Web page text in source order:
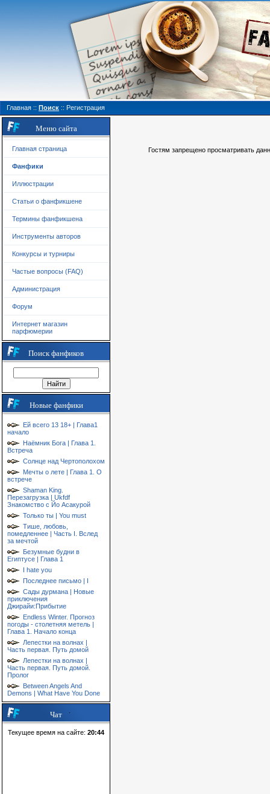
Главная :: Поиск :: Регистрация
Меню сайта
Главная страница
Фанфики
Иллюстрации
Статьи о фанфикшене
Термины фанфикшена
Инструменты авторов
Конкурсы и турниры
Частые вопросы (FAQ)
Администрация
Форум
Интернет магазин
парфюмерии
Поиск фанфиков
Новые фанфики
Ей всего 13 18+ | Глава1
начало
Наёмник Бога | Глава 1.
Встреча
Солнце над Чертополохом
Мечты о лете | Глава 1. О
встрече
Shaman King.
Перезагрузка | Ukfdf
Знакомство с Йо Асакурой
Только ты | You must
Тише, любовь,
помедленнее | Часть I. Вслед
за мечтой
Безумные будни в
Египтусе | Глава 1
I hate you
Последнее письмо | I
Сады дурмана | Новые
приключения
Джирайи:Прибытие
Endless Winter. Прогноз
погоды - столетняя метель |
Глава 1. Начало конца
Лепестки на волнах |
Часть первая. Путь домой
Лепестки на волнах |
Часть первая. Путь домой.
Пролог
Between Angels And
Demons | What Have You Done
Чат
Текущее время на сайте: 20:44
Гостям запрещено просматривать